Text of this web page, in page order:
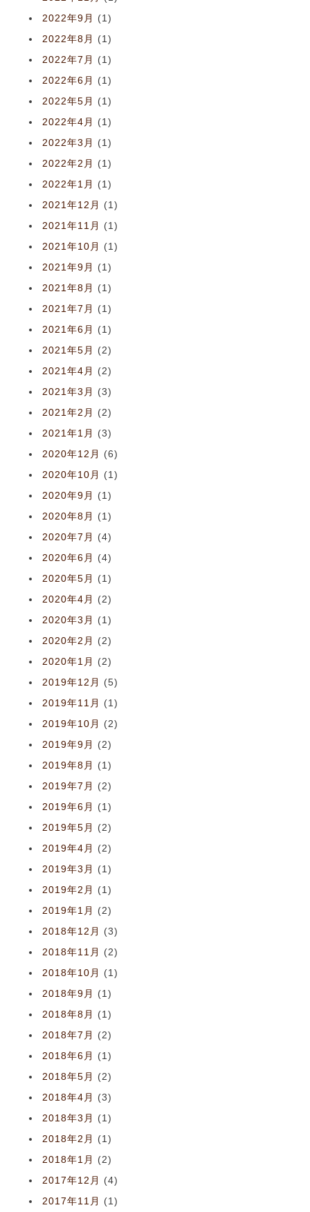
2022年9月
(1)
2022年8月
(1)
2022年7月
(1)
2022年6月
(1)
2022年5月
(1)
2022年4月
(1)
2022年3月
(1)
2022年2月
(1)
2022年1月
(1)
2021年12月
(1)
2021年11月
(1)
2021年10月
(1)
2021年9月
(1)
2021年8月
(1)
2021年7月
(1)
2021年6月
(1)
2021年5月
(2)
2021年4月
(2)
2021年3月
(3)
2021年2月
(2)
2021年1月
(3)
2020年12月
(6)
2020年10月
(1)
2020年9月
(1)
2020年8月
(1)
2020年7月
(4)
2020年6月
(4)
2020年5月
(1)
2020年4月
(2)
2020年3月
(1)
2020年2月
(2)
2020年1月
(2)
2019年12月
(5)
2019年11月
(1)
2019年10月
(2)
2019年9月
(2)
2019年8月
(1)
2019年7月
(2)
2019年6月
(1)
2019年5月
(2)
2019年4月
(2)
2019年3月
(1)
2019年2月
(1)
2019年1月
(2)
2018年12月
(3)
2018年11月
(2)
2018年10月
(1)
2018年9月
(1)
2018年8月
(1)
2018年7月
(2)
2018年6月
(1)
2018年5月
(2)
2018年4月
(3)
2018年3月
(1)
2018年2月
(1)
2018年1月
(2)
2017年12月
(4)
2017年11月
(1)